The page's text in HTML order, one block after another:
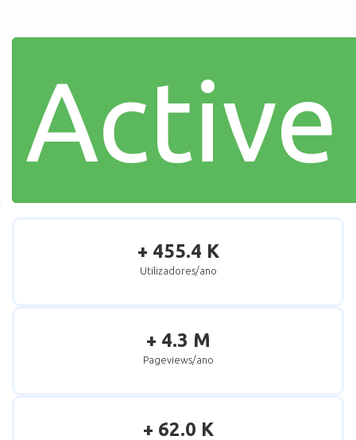
+ 455.4 K
Utilizadores/ano
+ 4.3 M
Pageviews/ano
+ 62.0 K